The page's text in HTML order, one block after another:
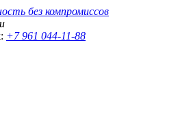
без компромиссов
+7 961 044-11-88